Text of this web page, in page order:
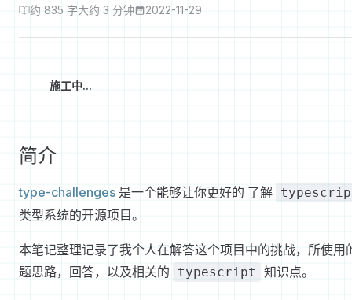
约 835 字大约 3 分钟 2022-11-29
施工中...
简介
type-challenges 是一个能够让你更好的 了解
类型系统的开源项目。
本笔记整理记录了我个人在解答这个项目中的挑战，所使用
题思路，回答，以及相关的
typescript 知识点。